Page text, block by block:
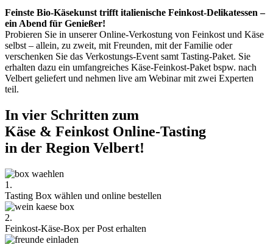
Feinste Bio-Käsekunst trifft italienische Feinkost-Delikatessen –
ein Abend für Genießer!
Probieren Sie in unserer Online-Verkostung von Feinkost und Käse
selbst – allein, zu zweit, mit Freunden, mit der Familie oder
verschenken Sie das Verkostungs-Event samt Tasting-Paket. Sie
erhalten dazu ein umfangreiches Käse-Feinkost-Paket bspw. nach
Velbert geliefert und nehmen live am Webinar mit zwei Experten
teil.
In vier Schritten zum
Käse & Feinkost Online-Tasting
in der Region Velbert!
1.
Tasting Box wählen und online bestellen
2.
Feinkost-Käse-Box per Post erhalten